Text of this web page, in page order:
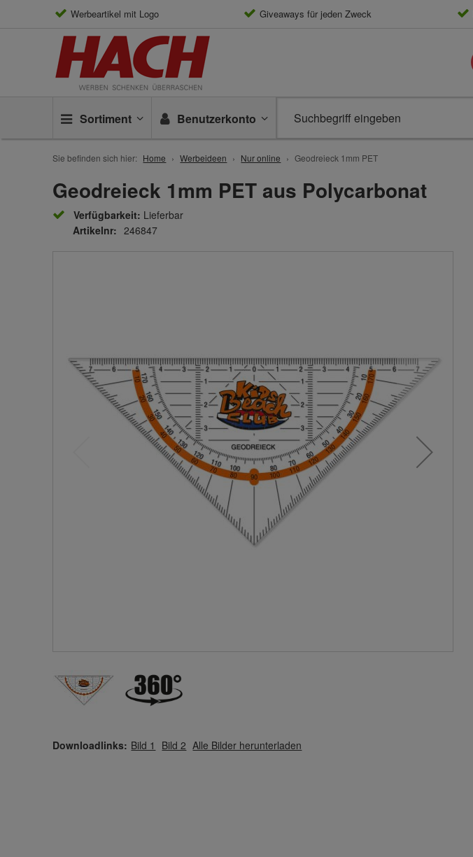
Werbeartikel mit Logo Giveaways für jeden Zweck
Sortiment Benutzerkonto
Sie befinden sich hier: Home Werbeideen Nur online Geodreieck 1mm PET
Geodreieck 1mm PET aus Polycarbonat
Verfügbarkeit: Lieferbar
Artikelnr: 246847
Downloadlinks: Bild 1 Bild 2 Alle Bilder herunterladen